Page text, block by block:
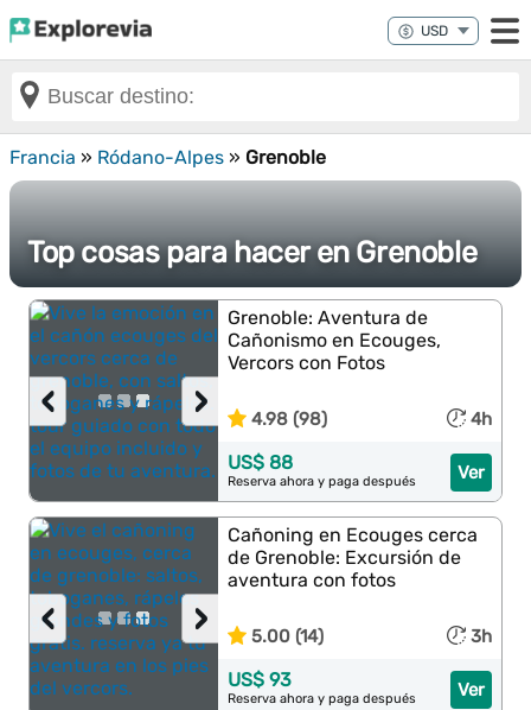
Francia » Ródano-Alpes » Grenoble
Top cosas para hacer en Grenoble
›
‹
Grenoble: Aventura de
Cañonismo en Ecouges,
Vercors con Fotos
4.98 (98) 4h
Ver
US$ 88
Reserva ahora y paga después
›
‹
Cañoning en Ecouges cerca
de Grenoble: Excursión de
aventura con fotos
5.00 (14) 3h
Ver
US$ 93
Reserva ahora y paga después